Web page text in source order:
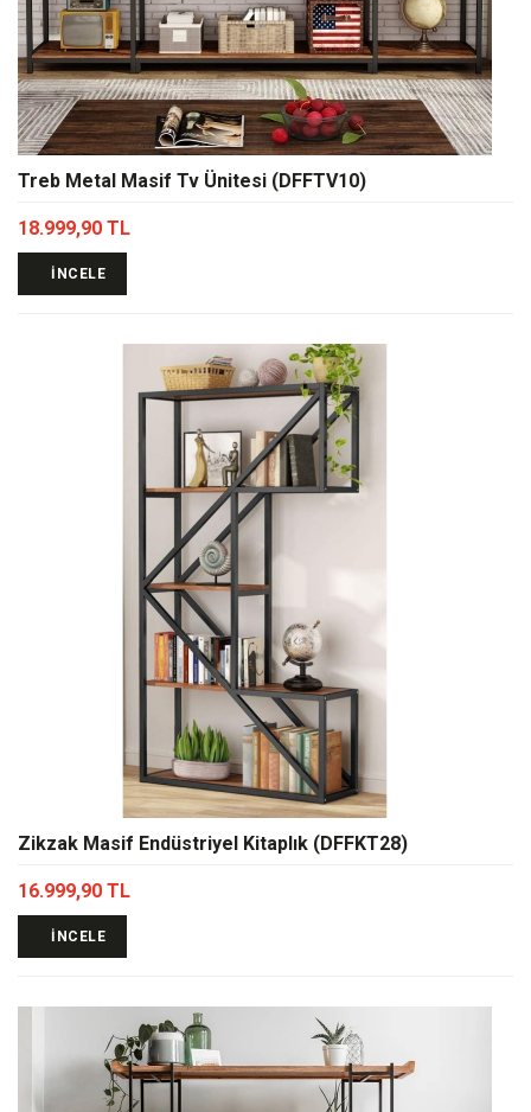
Treb Metal Masif Tv Ünitesi (DFFTV10)
18.999,90 TL
İNCELE
Zikzak Masif Endüstriyel Kitaplık (DFFKT28)
16.999,90 TL
İNCELE